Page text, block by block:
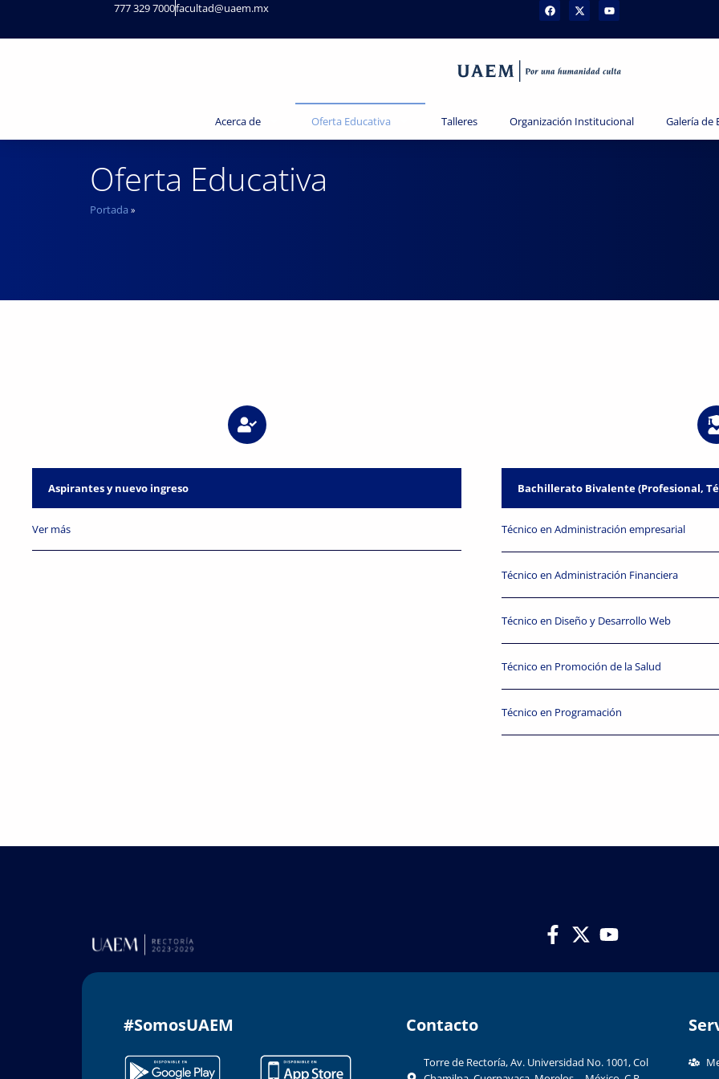
777 329 7000facultad@uaem.mx
Acerca de Oferta Educativa Talleres Organización Institucional Galería de
Oferta Educativa
Portada »
Aspirantes y nuevo ingreso
Ver más
Bachillerato Bivalente (Profesional,
Técnico en Administración empresarial
Técnico en Administración Financiera
Técnico en Diseño y Desarrollo Web
Técnico en Promoción de la Salud
Técnico en Programación
#SomosUAEM Contacto​
Torre de Rectoría, Av. Universidad No. 1001, Col